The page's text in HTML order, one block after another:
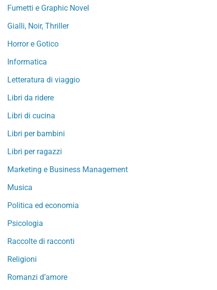
Fumetti e Graphic Novel
Gialli, Noir, Thriller
Horror e Gotico
Informatica
Letteratura di viaggio
Libri da ridere
Libri di cucina
Libri per bambini
Libri per ragazzi
Marketing e Business Management
Musica
Politica ed economia
Psicologia
Raccolte di racconti
Religioni
Romanzi d’amore